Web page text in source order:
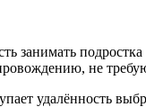
занимать
не
удалённость